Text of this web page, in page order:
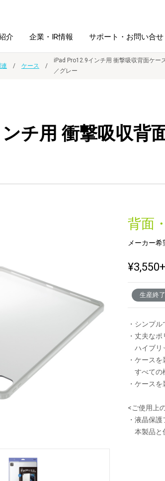
ファイル・
ホルダー用品
リューション
介 企業・IR情報 サポート・お問い合せ
ケース
iPad Pro12.9インチ用 衝撃吸収背面ケー
／グレー
チ用 衝撃吸収背
背面
メーカー
¥3,550
生産終
・シンプ
・丈夫な
ハイブリ
・ケース
すべての
・ケース
<ご使用上
・液晶保
本製品と